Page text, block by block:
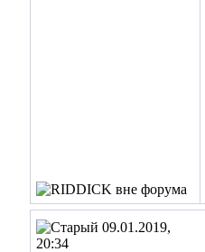
09.01.2019,
20:34